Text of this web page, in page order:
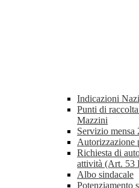
Indicazioni
Punti di
Mazzini
Servizio mensa
Autorizzazione
Richiesta di
attività (Art. 53
Albo sindacale
Potenziamento